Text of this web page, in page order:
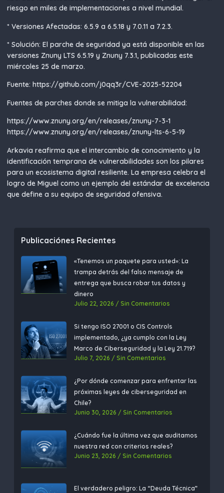
riesgo en miles de implementaciones a nivel mundial.
* Versiones Afectadas: 6.5.9 a 6.5.18 y 7.0.11 a 7.2.3.
* Solución: El parche de seguridad ya está disponible en las
versiones Znuny LTS 6.5.19 y Znuny 7.3.1, publicadas este
miércoles 25 de marzo.
Fuente: https://github.com/j0qq3r/CVE-2025-52204
Fuentes de parches donde se mitiga la vulnerabilidad:
https://www.znuny.org/en/releases/znuny-7-3-1
https://www.znuny.org/en/releases/znuny-lts-6-5-19
Arkavia reafirma que el intercambio de conocimiento y la
identificación temprana de vulnerabilidades son los pilares
para un ecosistema digital resiliente. La empresa celebra el
logro de Miguel como un ejemplo del estándar de excelencia
que define a su equipo de seguridad ofensiva.
Publicaciónes Recientes
«Tenemos un paquete para usted»: La
trampa detrás del falso mensaje de
entrega que busca robar tus datos y
dinero
Julio 22, 2026
Sin Comentarios
Si tengo ISO 27001 o CIS Controls
implementado, ¿ya cumplo con la Ley
Marco de Ciberseguridad y la Ley 21.719?​
Julio 7, 2026
Sin Comentarios
¿Por dónde comenzar para enfrentar las
próximas leyes de ciberseguridad en
Chile?
Junio 30, 2026
Sin Comentarios
¿Cuándo fue la última vez que auditamos
nuestra red con criterios reales?
Junio 23, 2026
Sin Comentarios
El verdadero peligro: La “Deuda Técnica”